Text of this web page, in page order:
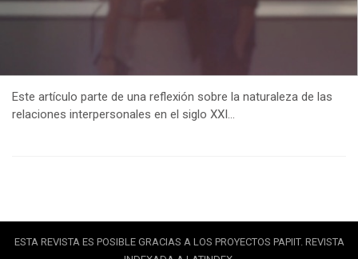
Este artículo parte de una reflexión sobre la naturaleza de las
relaciones interpersonales en el siglo XXI…
ESTA REVISTA ES POSIBLE GRACIAS A LOS PROYECTOS PAPIIT. REVISTA